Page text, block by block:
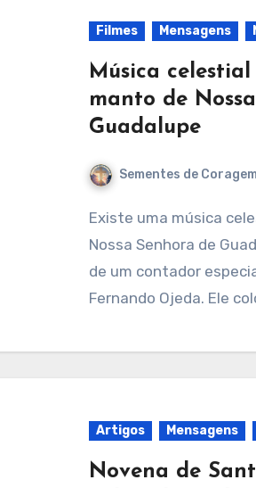
Filmes Mensagens
Música
manto de
Guadalupe
Sementes de
Existe uma música celestial encontrada no manto de
Nossa Senhora de
de um contador
Fernando Ojeda. Ele
Artigos Mensagens
Novena de